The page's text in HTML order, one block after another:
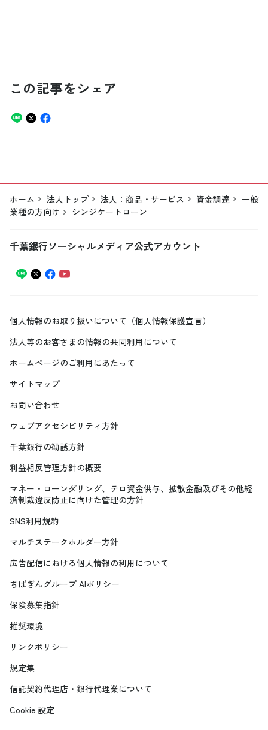
この記事をシェア
ホーム 法人トップ 法人：商品・サービス 資金調達
一般
業種の方向け
シンジケートローン
千葉銀行ソーシャルメディア公式アカウント
個人情報のお取り扱いについて（個人情報保護宣言）
法人等のお客さまの情報の共同利用について
ホームページのご利用にあたって
サイトマップ
お問い合わせ
ウェブアクセシビリティ方針
千葉銀行の勧誘方針
利益相反管理方針の概要
マネー・ローンダリング、テロ資金供与、拡散金融及びその他経
済制裁違反防止に向けた管理の方針
SNS利用規約
マルチステークホルダー方針
広告配信における個人情報の利用について
ちばぎんグループ AIポリシー
保険募集指針
推奨環境
リンクポリシー
規定集
信託契約代理店・銀行代理業について
Cookie 設定